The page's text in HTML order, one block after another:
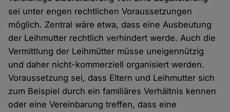
sei unter engen rechtlichen Voraussetzungen
möglich. Zentral wäre etwa, dass eine Ausbeutung
der Leihmutter rechtlich verhindert werde. Auch die
Vermittlung der Leihmütter müsse uneigennützig
und daher nicht-kommerziell organisiert werden.
Voraussetzung sei, dass Eltern und Leihmutter sich
zum Beispiel durch ein familiäres Verhältnis kennen
oder eine Vereinbarung treffen, dass eine